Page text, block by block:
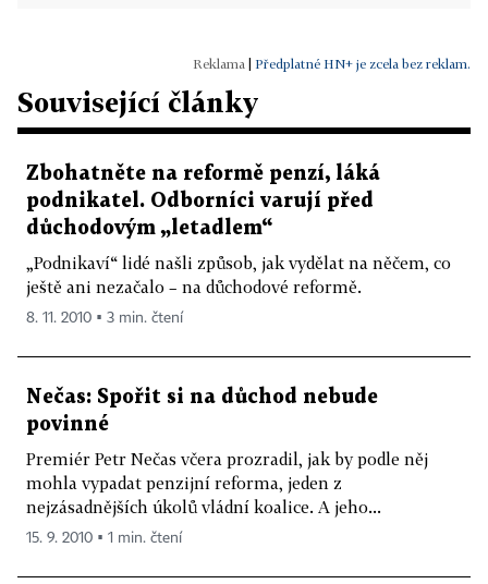
Předplatné HN+ je zcela bez reklam.
Související články
Zbohatněte na reformě penzí, láká
podnikatel. Odborníci varují před
důchodovým „letadlem“
„Podnikaví“ lidé našli způsob, jak vydělat na něčem, co
ještě ani nezačalo – na důchodové reformě.
8. 11. 2010 ▪ 3 min. čtení
Nečas: Spořit si na důchod nebude
povinné
Premiér Petr Nečas včera prozradil, jak by podle něj
mohla vypadat penzijní reforma, jeden z
nejzásadnějších úkolů vládní koalice. A jeho...
15. 9. 2010 ▪ 1 min. čtení